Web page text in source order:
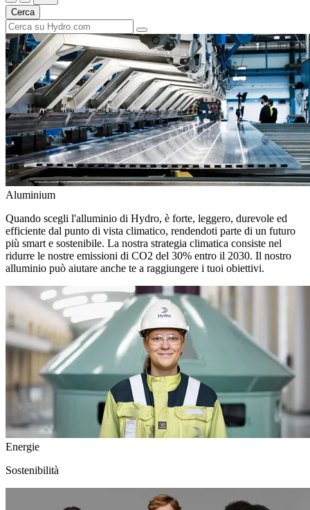
Cerca
Aluminium
Quando scegli l'alluminio di Hydro, è forte, leggero, durevole ed
efficiente dal punto di vista climatico, rendendoti parte di un futuro
più smart e sostenibile. La nostra strategia climatica consiste nel
ridurre le nostre emissioni di CO2 del 30% entro il 2030. Il nostro
alluminio può aiutare anche te a raggiungere i tuoi obiettivi.
Energie
Sostenibilità